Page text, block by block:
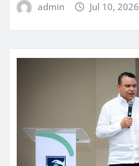
admin Jul 10, 2026